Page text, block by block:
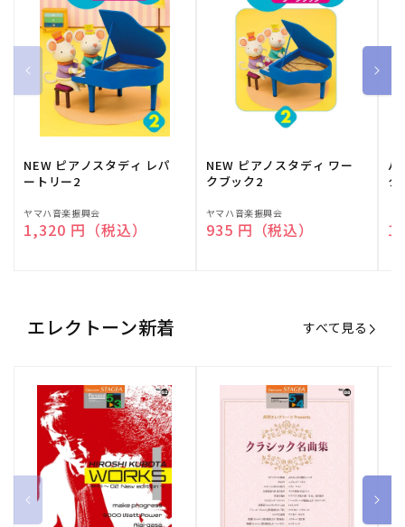
NEW ピアノスタディ レパ
ートリー2
販
売
ヤマハ音楽振興会
通常価格
1,320 円（税込）
NEW ピアノスタディ ワー
クブック2
販
売
ヤマハ音楽振興会
通常価格
935 円（税込）
バ
ク
売
エレクトーン新着 すべて見る